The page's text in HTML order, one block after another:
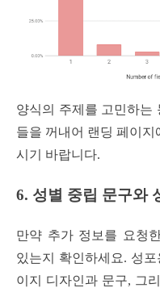
양식의 주제를 고민하는
들을 꺼내어 랜딩 페이
시기 바랍니다.
6. 성별 중립 문구와
만약 추가 정보를 요청
있는지 확인하세요. 성포
이지 디자인과 문구, 그